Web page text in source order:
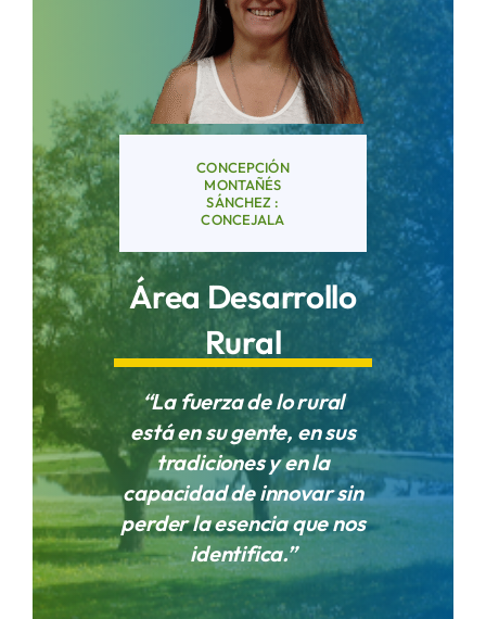
Sede Electrónica
Contacto
Buscar:
CONCEPCIÓN
MONTAÑÉS
SÁNCHEZ :
CONCEJALA
Área Desarrollo
Rural
“La fuerza de lo rural
está en su gente, en sus
tradiciones y en la
capacidad de innovar sin
perder la esencia que nos
identifica.”